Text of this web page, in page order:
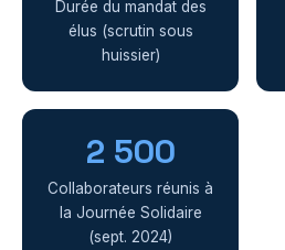
Durée du mandat des
élus (scrutin sous
huissier)
2 500
Collaborateurs réunis à
la Journée Solidaire
(sept. 2024)